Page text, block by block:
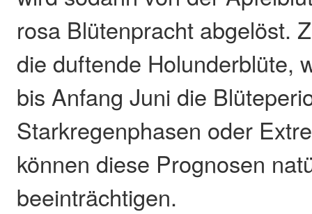
rosa Blütenpracht abgelöst.
die duftende Holunderblüte,
bis Anfang Juni die
Starkregenphasen oder
können diese Prognosen
beeinträchtigen.